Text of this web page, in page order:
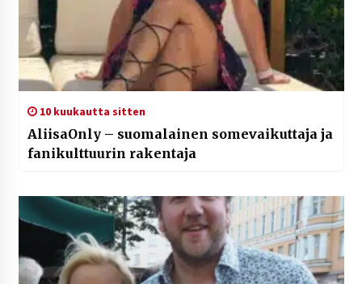
10 kuukautta sitten
AliisaOnly – suomalainen somevaikuttaja ja
fanikulttuurin rakentaja